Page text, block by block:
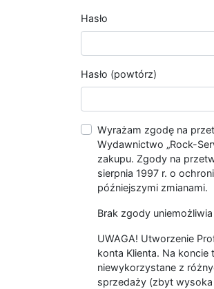
Hasło
Hasło (powtórz)
Wyrażam zgodę na
Wydawnictwo „Rock-
zakupu. Zgody na
sierpnia 1997 r. o
późniejszymi zmianami.
Brak zgody
UWAGA! Utworzenie
konta Klienta. Na
niewykorzystane z
sprzedaży (zbyt wysoka